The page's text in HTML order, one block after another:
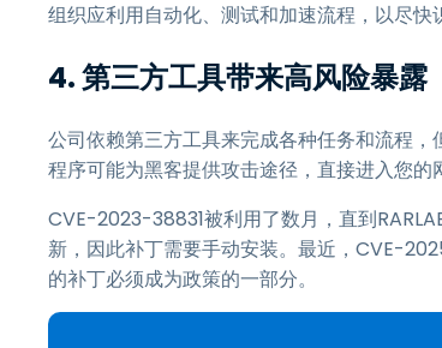
组织应利用自动化、测试和加速流程，以尽快
4. 第三方工具带来高风险暴露
公司依赖第三方工具来完成各种任务和流程
程序可能为黑客提供攻击途径，直接进入您的
CVE-2023-38831被利用了数月，直到
新，因此补丁需要手动安装。最近，CVE-
的补丁必须成为政策的一部分。